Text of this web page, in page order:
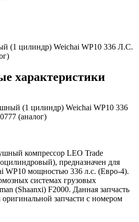
характеристики
(1 цилиндр) Weichai WP10 336
(аналог)
компрессор LEO Trade
предназначен для
WP10 мощностью 336 л.с. (Евро-4).
системах грузовых
(Shaanxi) F2000. Данная запчасть
оригинальной запчасти с номером